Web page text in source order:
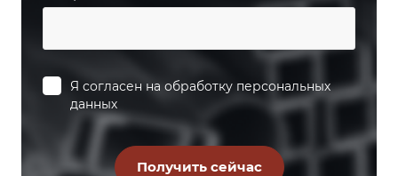
Я согласен на обработку персональных
данных